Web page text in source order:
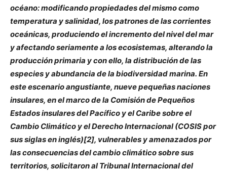
océano: modificando propiedades del mismo como
temperatura y salinidad, los patrones de las corrientes
oceánicas, produciendo el incremento del nivel del mar
y afectando seriamente a los ecosistemas, alterando la
producción primaria y con ello, la distribución de las
especies y abundancia de la biodiversidad marina. En
este escenario angustiante, nueve pequeñas naciones
insulares, en el marco de la Comisión de Pequeños
Estados insulares del Pacífico y el Caribe sobre el
Cambio Climático y el Derecho Internacional (COSIS por
sus siglas en inglés)[2], vulnerables y amenazados por
las consecuencias del cambio climático sobre sus
territorios, solicitaron al Tribunal Internacional del